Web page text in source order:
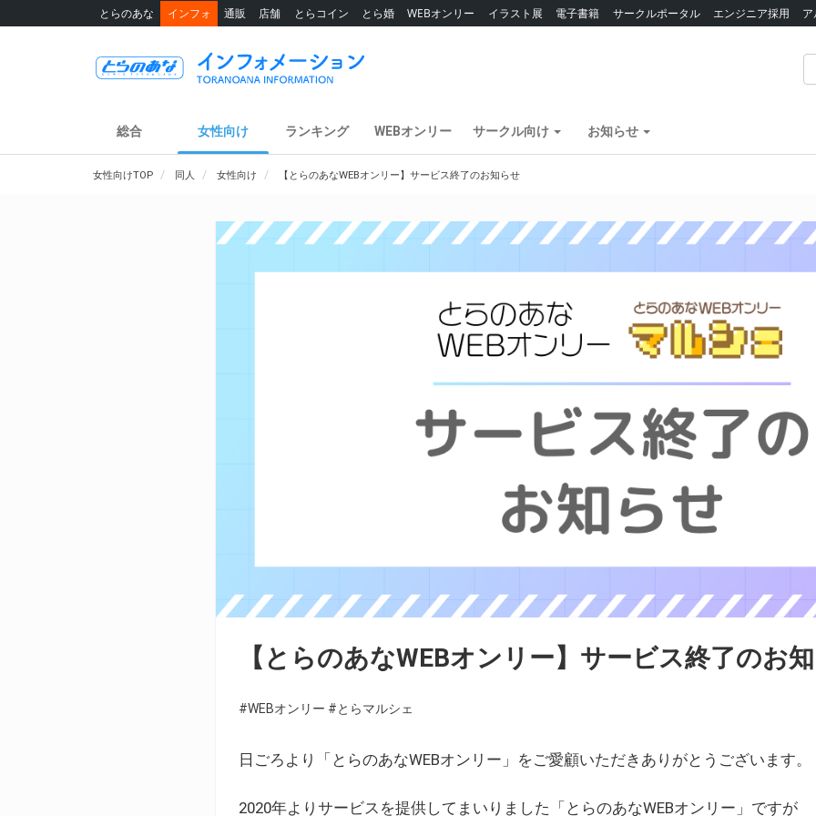
とらのあな インフォ 通販 店舗 とらコイン とら婚 WEBオンリー イラスト展 電子書籍 サークルポータル エンジニア採用
総合 女性向け ランキング WEBオンリー サークル向け お知らせ
女性向けTOP 同人 女性向け 【とらのあなWEBオンリー】サービス終了のお知らせ
【とらのあなWEBオンリー】サービス終了のお
#WEBオンリー #とらマルシェ
日ごろより「とらのあなWEBオンリー」をご愛顧いただきありがとうございます。
2020年よりサービスを提供してまいりました「とらのあなWEBオンリー」ですが